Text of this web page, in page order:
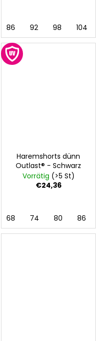
110 116 122 128
86 92 98 104
104 110 116 122
Haremshorts dünn
Outlast® - Schwarz
Vorrätig (>5 St)
€24,36
68 74 80 86